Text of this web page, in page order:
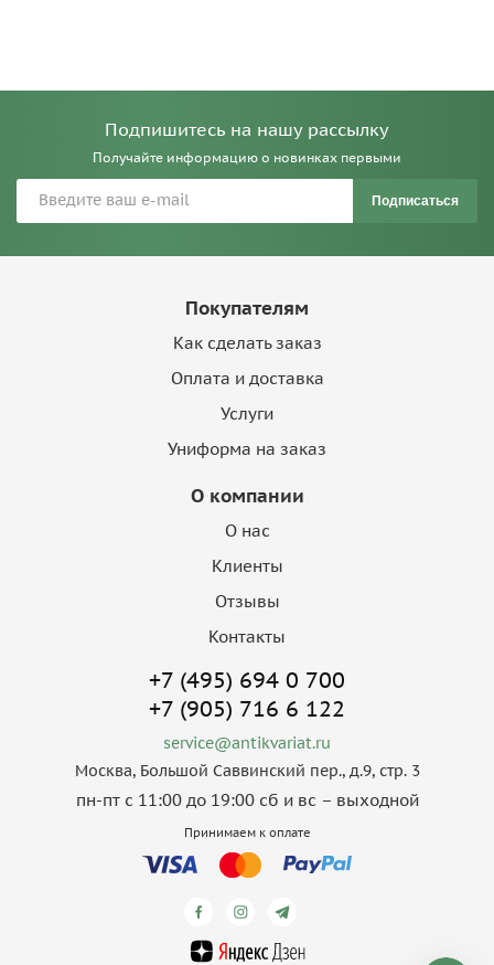
Подпишитесь на нашу рассылку
Получайте информацию о новинках первыми
Подписаться
Покупателям
Как сделать заказ
Оплата и доставка
Услуги
Униформа на заказ
О компании
О нас
Клиенты
Отзывы
Контакты
+7 (495) 694 0 700
+7 (905) 716 6 122
service@antikvariat.ru
Москва, Большой Саввинский пер., д.9, стр. 3
пн-пт с 11:00 до 19:00 сб и вс – выходной
Принимаем к оплате